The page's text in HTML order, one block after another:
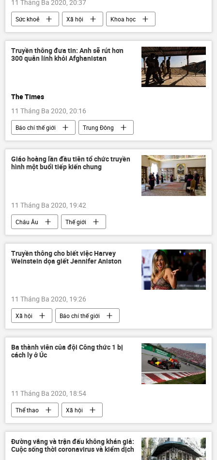
11 Tháng Ba 2020, 20:37
Sức khoẻ Xã hội
Khoa học
Quan điểm-Ý kiến
Truyền thông đưa tin: Anh sẽ rút hơn
300 quân lính khỏi Afghanistan
The Times
11 Tháng Ba 2020, 20:16
Báo chí thế giới
Trung Đông
Thế giới
Châu Âu Hoa Kỳ
Giáo hoàng lần đầu tiên tổ chức truyền
hình một buổi tiếp kiến ​​chung
11 Tháng Ba 2020, 19:42
Châu Âu Thế giới
Truyền thông cho biết việc Harvey
Weinstein dọa giết Jennifer Aniston
11 Tháng Ba 2020, 19:26
Xã hội Báo chí thế giới
Ba thành viên của đội Công thức 1 bị
cách ly ở Úc
11 Tháng Ba 2020, 18:54
Thể thao
Xã hội
Hoãn và hủy bỏ các sự kiện vì đại dịch Covid-19
Đường vắng và trận đấu không khán giả:
Cuộc sống thời coronavirus và kiểm dịch